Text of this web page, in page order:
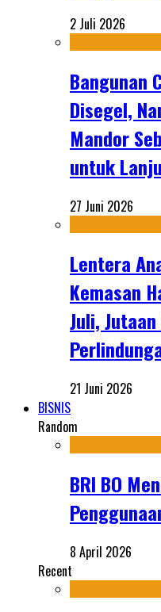
2 Juli 2026
Bangunan
Disegel,
Mandor
untuk
27 Juni 2026
Lentera
Kemasan
Juli,
21 Juni 2026
BISNIS
Random
BRI BO
8 April 2026
Recent